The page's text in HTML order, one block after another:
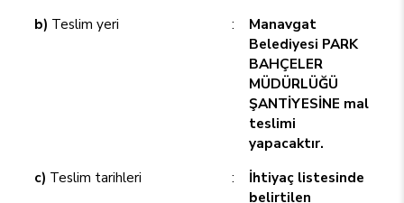
b) Teslim yeri :
Manavgat
Belediyesi PARK
BAHÇELER
MÜDÜRLÜĞÜ
ŞANTİYESİNE mal
teslimi
yapacaktır.
c) Teslim tarihleri :
İhtiyaç listesinde
belirtilen